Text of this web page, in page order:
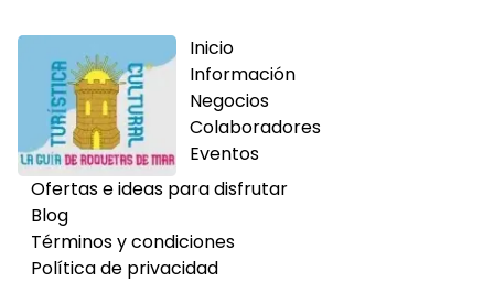
Inicio
Información
Negocios
Colaboradores
Eventos
Ofertas e ideas para disfrutar
Blog
Términos y condiciones
Política de privacidad